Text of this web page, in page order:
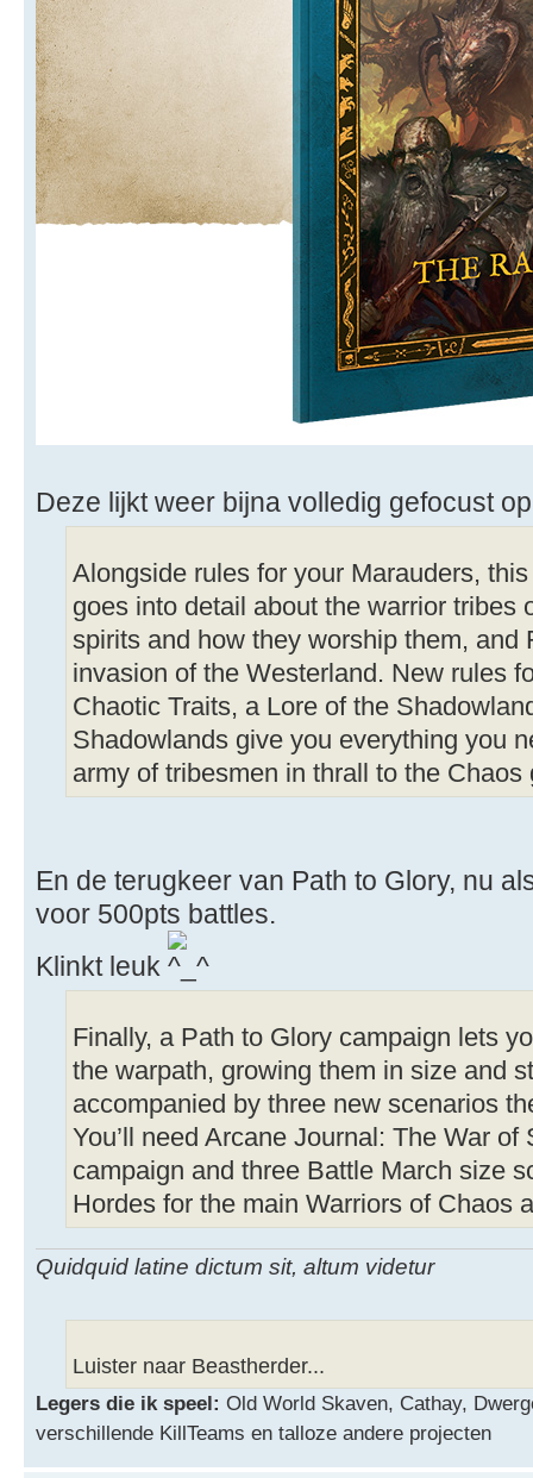
Deze lijkt weer bijna volledig gefocust
Alongside rules for your Marauders,
goes into detail about the warrior tribes
spirits and how they worship them, and
invasion of the Westerland. New rules
Chaotic Traits, a Lore of the
Shadowlands give you everything you
army of tribesmen in thrall to the Chaos
En de terugkeer van Path to Glory, nu
voor 500pts battles.
Klinkt leuk
Finally, a Path to Glory campaign lets
the warpath, growing them in size and
accompanied by three new scenarios
You’ll need Arcane Journal: The War of
campaign and three Battle March size
Hordes for the main Warriors of Chaos
Quidquid latine dictum sit, altum videtur
Luister naar Beastherder...
Legers die ik speel: Old World Skaven, Cathay,
verschillende KillTeams en talloze andere projecten